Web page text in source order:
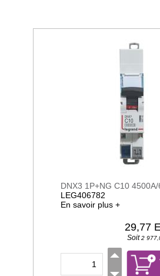
DNX3 1P+NG C10 4500A/
LEG406782
En savoir plus +
29,77
Soit2